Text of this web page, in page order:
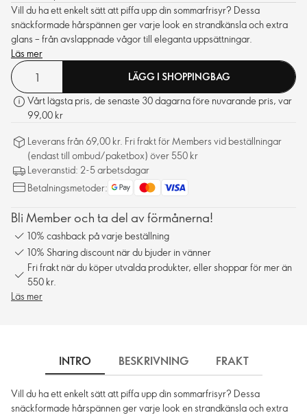
Vill du ha ett enkelt sätt att piffa upp din sommarfrisyr? Dessa
snäckformade hårspännen ger varje look en strandkänsla och extra
glans – från avslappnade vågor till eleganta uppsättningar.
Läs mer
LÄGG I SHOPPINGBAG
Vårt lägsta pris, de senaste 30 dagarna före nuvarande pris, var
99,00 kr
Leverans från 69,00 kr. Fri frakt för Members vid beställningar
(endast till ombud/paketbox) över 550 kr
Leveranstid: 2-5 arbetsdagar
Betalningsmetoder:
Bli Member och ta del av förmånerna!
10% cashback på varje beställning
10% Sharing discount när du bjuder in vänner
Fri frakt när du köper utvalda produkter, eller shoppar för mer än
550 kr.
Läs mer
INTRO BESKRIVNING FRAKT
Vill du ha ett enkelt sätt att piffa upp din sommarfrisyr? Dessa
snäckformade hårspännen ger varje look en strandkänsla och extra